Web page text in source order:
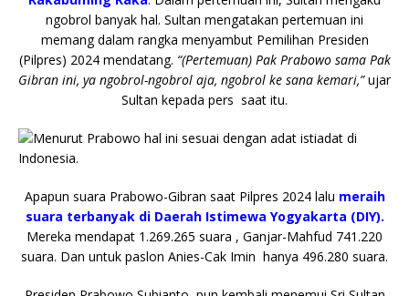
ngobrol banyak hal. Sultan mengatakan pertemuan ini
memang dalam rangka menyambut Pemilihan Presiden
(Pilpres) 2024 mendatang. “(Pertemuan) Pak Prabowo sama Pak
Gibran ini, ya ngobrol-ngobrol aja, ngobrol ke sana kemari,”ujar
Sultan kepada pers saat itu.
Apapun suara Prabowo-Gibran saat Pilpres 2024 lalu meraih
suara terbanyak di Daerah Istimewa Yogyakarta (DIY).
Mereka mendapat 1.269.265 suara , Ganjar-Mahfud 741.220
suara. Dan untuk paslon Anies-Cak Imin hanya 496.280 suara.